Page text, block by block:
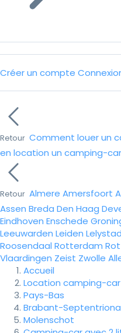
Créer un compte
Retour Comment louer un
en location un camping-
Retour Almere Amersfoort
Assen Breda Den Haag
Eindhoven Enschede
Leeuwarden Leiden Lelystad
Roosendaal Rotterdam
Vlaardingen Zeist Zwolle
Accueil
Location camping-car
Pays-Bas
Brabant-
Molenschot